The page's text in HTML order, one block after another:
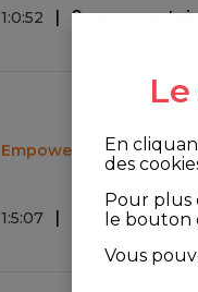
1:0:52 0
Empowerment's
1:5:07 0
En
des
Pour plus
le bouton
Vous